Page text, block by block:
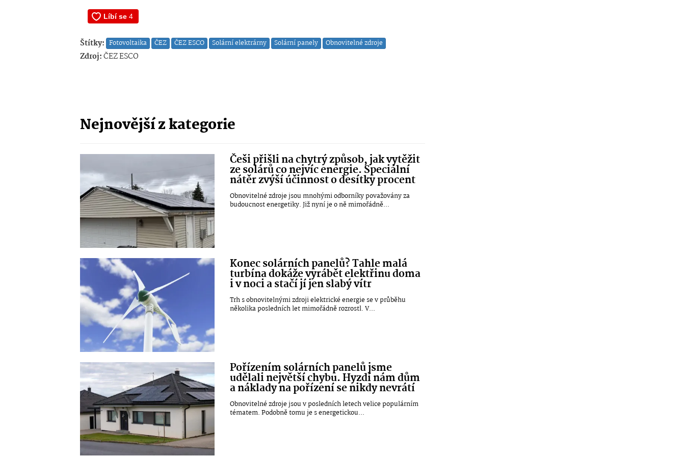
Štítky: Fotovoltaika ČEZ ČEZ ESCO Solární elektrárny Solární panely Obnovitelné zdroje
Zdroj:ČEZ ESCO
Nejnovější z kategorie
Češi přišli na chytrý způsob, jak vytěžit
ze solárů co nejvíc energie. Speciální
nátěr zvýší účinnost o desítky procent
Obnovitelné zdroje jsou mnohými odborníky považovány za
budoucnost energetiky. Již nyní je o ně mimořádně...
Konec solárních panelů? Tahle malá
turbína dokáže vyrábět elektřinu doma
i v noci a stačí jí jen slabý vítr
Trh s obnovitelnými zdroji elektrické energie se v průběhu
několika posledních let mimořádně rozrostl. V...
Pořízením solárních panelů jsme
udělali největší chybu. Hyzdí nám dům
a náklady na pořízení se nikdy nevrátí
Obnovitelné zdroje jsou v posledních letech velice populárním
tématem. Podobně tomu je s energetickou...